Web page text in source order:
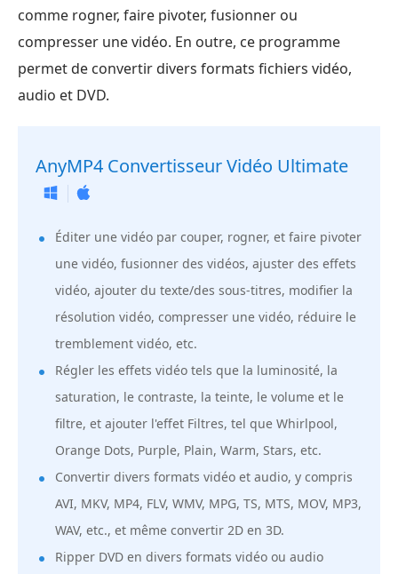
comme rogner, faire pivoter, fusionner ou
compresser une vidéo. En outre, ce programme
permet de convertir divers formats fichiers vidéo,
audio et DVD.
AnyMP4 Convertisseur Vidéo Ultimate
Éditer une vidéo par couper, rogner, et faire pivoter
une vidéo, fusionner des vidéos, ajuster des effets
vidéo, ajouter du texte/des sous-titres, modifier la
résolution vidéo, compresser une vidéo, réduire le
tremblement vidéo, etc.
Régler les effets vidéo tels que la luminosité, la
saturation, le contraste, la teinte, le volume et le
filtre, et ajouter l'effet Filtres, tel que Whirlpool,
Orange Dots, Purple, Plain, Warm, Stars, etc.
Convertir divers formats vidéo et audio, y compris
AVI, MKV, MP4, FLV, WMV, MPG, TS, MTS, MOV, MP3,
WAV, etc., et même convertir 2D en 3D.
Ripper DVD en divers formats vidéo ou audio